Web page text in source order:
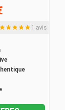
1 avis